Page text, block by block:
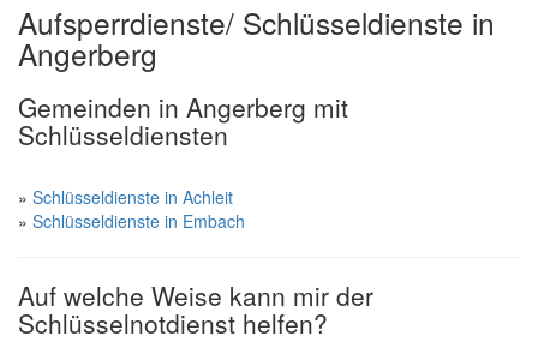
Aufsperrdienste/ Schlüsseldienste in
Angerberg
Gemeinden in Angerberg mit
Schlüsseldiensten
» Schlüsseldienste in Achleit
» Schlüsseldienste in Embach
Auf welche Weise kann mir der
Schlüsselnotdienst helfen?